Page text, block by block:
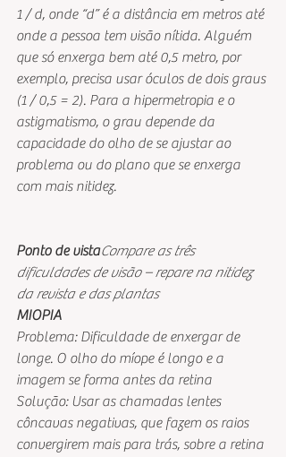
1 / d, onde “d” é a distância em metros até
onde a pessoa tem visão nítida. Alguém
que só enxerga bem até 0,5 metro, por
exemplo, precisa usar óculos de dois graus
(1 / 0,5 = 2). Para a hipermetropia e o
astigmatismo, o grau depende da
capacidade do olho de se ajustar ao
problema ou do plano que se enxerga
com mais nitidez.
Ponto de vistaCompare as três
dificuldades de visão – repare na nitidez
da revista e das plantas
MIOPIA
Problema: Dificuldade de enxergar de
longe. O olho do míope é longo e a
imagem se forma antes da retina
Solução: Usar as chamadas lentes
côncavas negativas, que fazem os raios
convergirem mais para trás, sobre a retina